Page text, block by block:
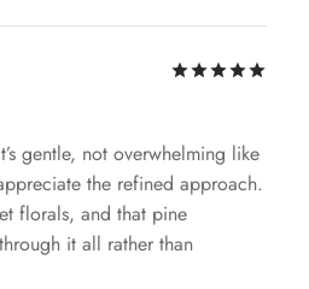
gentle, not overwhelming like
the refined approach.
florals, and that pine
it all rather than